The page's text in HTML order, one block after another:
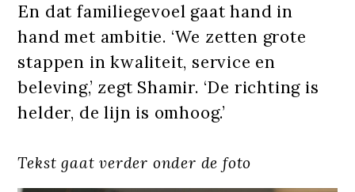
En dat familiegevoel gaat hand in
hand met ambitie. ‘We zetten grote
stappen in kwaliteit, service en
beleving,’ zegt Shamir. ‘De richting is
helder, de lijn is omhoog.’
Tekst gaat verder onder de foto